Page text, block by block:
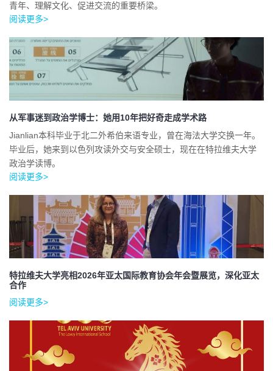
青年、理解文化、促进交流的重要桥梁。
阅读更多>
从军事迷到政治学博士：她用10年把好奇走成学术路
Jianlian本科毕业于北二外希伯来语专业，曾在海法大学交换一年。
毕业后，她来到以色列攻读外交与安全硕士，现在在特拉维夫大学
政治学读博。
阅读更多>
特拉维夫大学亮相2026年亚太国际教育协会年会暨展览，深化亚太
合作
阅读更多>